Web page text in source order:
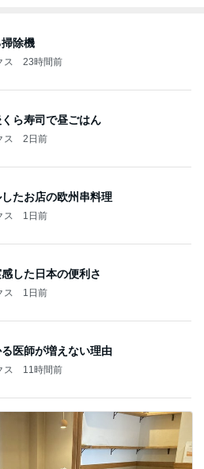
除機
ス 23時間前
ら寿司で昼ごはん
ス 2日前
たお店の欧州串料理
ス 1日前
した日本の便利さ
ス 1日前
医師が増えない理由
ス 11時間前